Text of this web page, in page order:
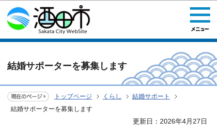
このページの本文へ移動
結婚サポーターを募集します
トップページ くらし
結婚サポート
結婚サポーターを募集します
更新日：2026年4月27日